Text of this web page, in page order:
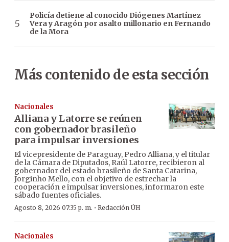
Policía detiene al conocido Diógenes Martínez
Vera y Aragón por asalto millonario en Fernando
de la Mora
Más contenido de esta sección
Nacionales
Alliana y Latorre se reúnen
con gobernador brasileño
para impulsar inversiones
El vicepresidente de Paraguay, Pedro Alliana, y el titular
de la Cámara de Diputados, Raúl Latorre, recibieron al
gobernador del estado brasileño de Santa Catarina,
Jorginho Mello, con el objetivo de estrechar la
cooperación e impulsar inversiones, informaron este
sábado fuentes oficiales.
Agosto 8, 2026 07:35 p. m. · Redacción ÚH
Nacionales